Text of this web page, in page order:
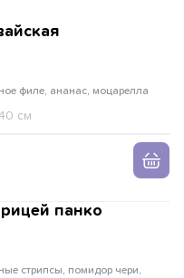
филе, ананас, моцарелла
см
панко